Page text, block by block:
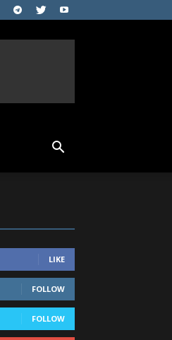
LIKE
FOLLOW
FOLLOW